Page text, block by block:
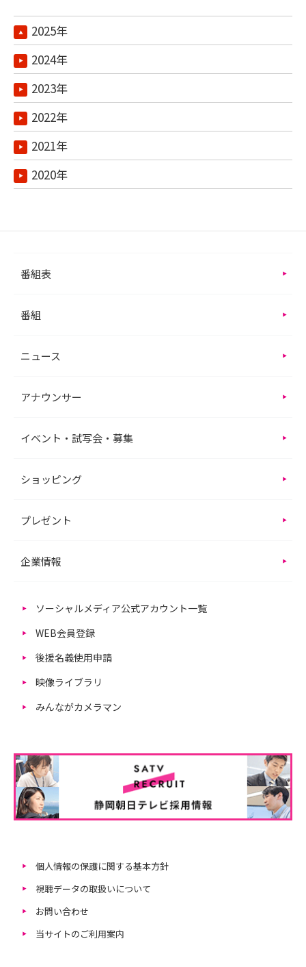
2025年
2024年
2023年
2022年
2021年
2020年
番組表
番組
ニュース
アナウンサー
イベント・試写会・募集
ショッピング
プレゼント
企業情報
ソーシャルメディア公式アカウント一覧
WEB会員登録
後援名義使用申請
映像ライブラリ
みんながカメラマン
個人情報の保護に関する基本方針
視聴データの取扱いについて
お問い合わせ
当サイトのご利用案内